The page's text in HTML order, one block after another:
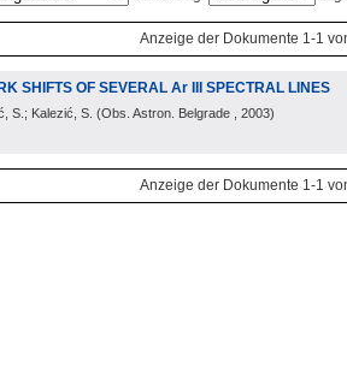
Anzeige der Dokumente 1-1
SHIFTS OF SEVERAL Ar III SPECTRAL LINES
S.; Kalezić, S. (Obs. Astron. Belgrade , 2003)
Anzeige der Dokumente 1-1